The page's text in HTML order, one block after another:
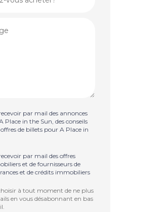
par mail des annonces
Place in the Sun, des conseils
de billets pour A Place in
par mail des offres
et de fournisseurs de
et de crédits immobiliers
à tout moment de ne plus
en vous désabonnant en bas